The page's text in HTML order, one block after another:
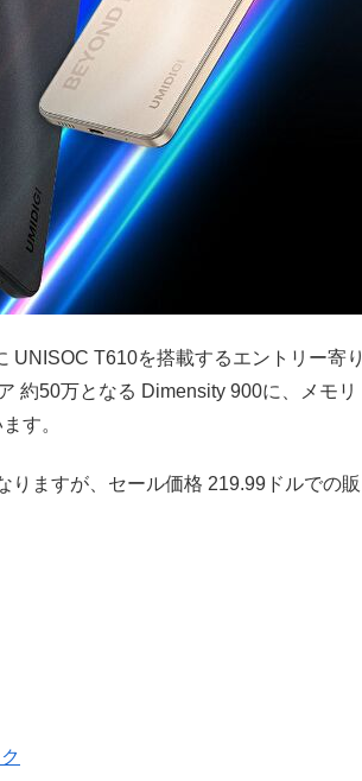
UNISOC T610を搭載するエントリー寄り
約50万となる Dimensity 900に、メモリ
す。
ますが、セール価格 219.99ドルでの販